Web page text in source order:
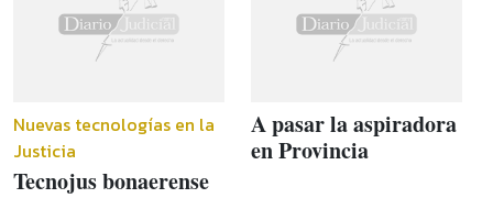
Nuevas tecnologías en la
Justicia
Tecnojus bonaerense
A pasar la aspiradora
en Provincia